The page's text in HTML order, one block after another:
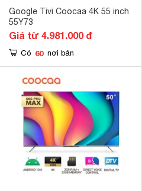
Google Tivi Coocaa 4K 55 inch
55Y73
Giá từ 4.981.000 đ
Có 60 nơi bán